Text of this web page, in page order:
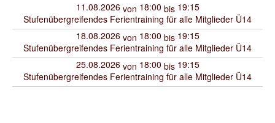
11.08.2026von 18:00 bis 19:15
Stufenübergreifendes Ferientraining für alle Mitglieder Ü14
18.08.2026von 18:00 bis 19:15
Stufenübergreifendes Ferientraining für alle Mitglieder Ü14
25.08.2026von 18:00 bis 19:15
Stufenübergreifendes Ferientraining für alle Mitglieder Ü14
Termine
Mitglieder-werben-Mitglieder
Downloads / Anmeldeformular
Anfängerkurse
Shop